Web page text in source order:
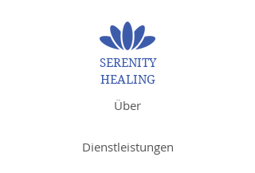
SERENITY
HEALING
Über
Dienstleistungen